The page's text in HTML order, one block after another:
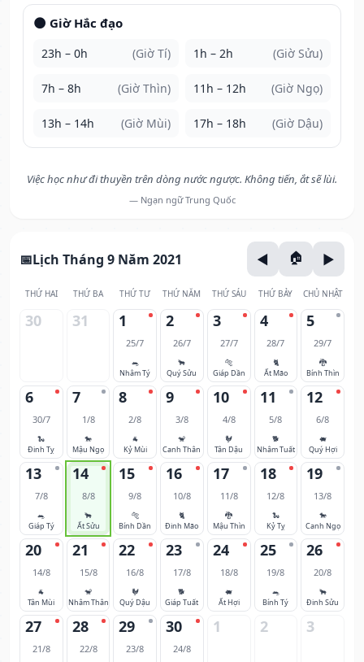
🌑 Giờ Hắc đạo
23h – 0h (Giờ Tí) 1h – 2h (Giờ Sửu)
7h – 8h (Giờ Thìn) 11h – 12h (Giờ Ngọ)
13h – 14h (Giờ Mùi) 17h – 18h (Giờ Dậu)
Việc học như đi thuyền trên dòng nước ngược. Không tiến, ắt sẽ lùi.
— Ngạn ngữ Trung Quốc
Lịch Tháng 9 Năm 2021
THỨ HAI THỨ BA THỨ TƯ THỨ NĂM THỨ SÁU THỨ BẢY CHỦ NHẬT
30 31 1
25/7
🐀
Nhâm Tý
2
26/7
🐂
Quý Sửu
3
27/7
🐅
Giáp Dần
4
28/7
🐈
Ất Mão
5
29/7
🐉
Bính Thìn
6
30/7
🐍
Đinh Tỵ
7
1/8
🐎
Mậu Ngọ
8
2/8
🐐
Kỷ Mùi
9
3/8
🐒
Canh Thân
10
4/8
🐓
Tân Dậu
11
5/8
🐕
Nhâm Tuất
12
6/8
🐖
Quý Hợi
13
7/8
🐀
Giáp Tý
14
8/8
🐂
Ất Sửu
15
9/8
🐅
Bính Dần
16
10/8
🐈
Đinh Mão
17
11/8
🐉
Mậu Thìn
18
12/8
🐍
Kỷ Tỵ
19
13/8
🐎
Canh Ngọ
20
14/8
🐐
Tân Mùi
21
15/8
🐒
Nhâm Thân
22
16/8
🐓
Quý Dậu
23
17/8
🐕
Giáp Tuất
24
18/8
🐖
Ất Hợi
25
19/8
🐀
Bính Tý
26
20/8
🐂
Đinh Sửu
27
21/8
28
22/8
29
23/8
30
24/8
1 2 3